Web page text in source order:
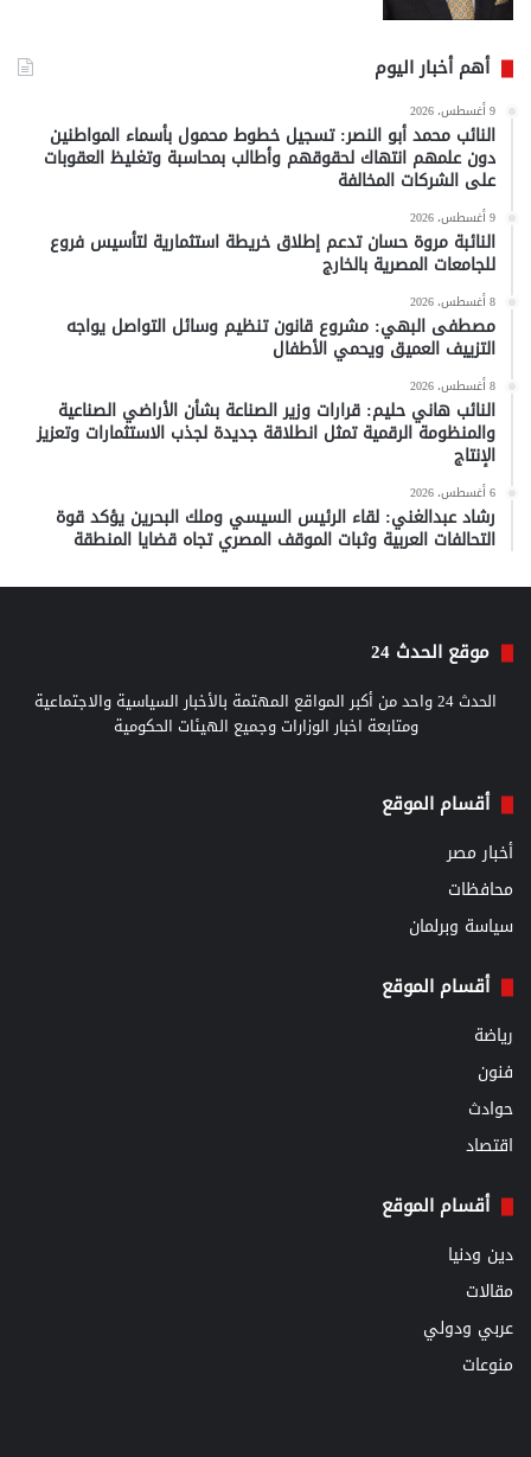
أهم أخبار اليوم
9 أغسطس، 2026
النائب محمد أبو النصر: تسجيل خطوط محمول بأسماء المواطنين
دون علمهم انتهاك لحقوقهم وأطالب بمحاسبة وتغليظ العقوبات
على الشركات المخالفة
9 أغسطس، 2026
النائبة مروة حسان تدعم إطلاق خريطة استثمارية لتأسيس فروع
للجامعات المصرية بالخارج
8 أغسطس، 2026
مصطفى البهي: مشروع قانون تنظيم وسائل التواصل يواجه
التزييف العميق ويحمي الأطفال
8 أغسطس، 2026
النائب هاني حليم: قرارات وزير الصناعة بشأن الأراضي الصناعية
والمنظومة الرقمية تمثل انطلاقة جديدة لجذب الاستثمارات وتعزيز
الإنتاج
6 أغسطس، 2026
رشاد عبدالغني: لقاء الرئيس السيسي وملك البحرين يؤكد قوة
التحالفات العربية وثبات الموقف المصري تجاه قضايا المنطقة
موقع الحدث 24
الحدث 24 واحد من أكبر المواقع المهتمة بالأخبار السياسية والاجتماعية
ومتابعة اخبار الوزارات وجميع الهيئات الحكومية
أقسام الموقع
أخبار مصر
محافظات
سياسة وبرلمان
أقسام الموقع
رياضة
فنون
حوادث
اقتصاد
أقسام الموقع
دين ودنيا
مقالات
عربي ودولي
منوعات